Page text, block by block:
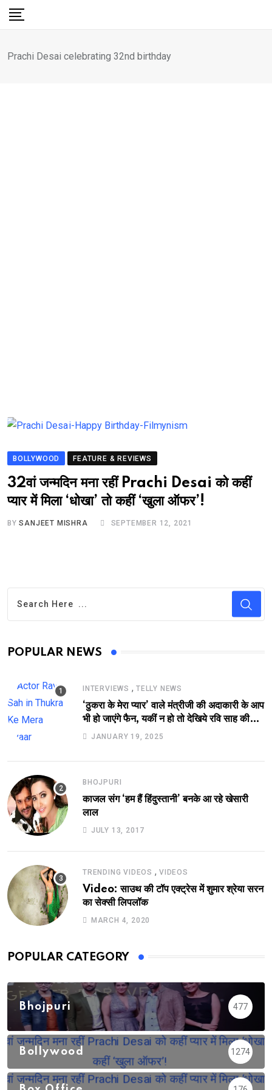
Skip
Prachi Desai celebrating 32nd birthday
BOLLYWOOD FEATURE & REVIEWS
32वां जन्मदिन मना रहीं Prachi Desai को कहीं
प्यार में मिला ‘धोखा’ तो कहीं ‘खुला ऑफर’!
BYSANJEET MISHRA SEPTEMBER 12, 2021
POPULAR NEWS
INTERVIEWS , TELLY NEWS
‘ठुकरा के मेरा प्यार’ वाले मंत्रीजी की अदाकारी के आप
भी हो जाएंगे फैन, यकीं न हो तो देखिये रवि साह की
दमदार भूमिका
JANUARY 19, 2025
BHOJPURI
काजल संग ‘हम हैं हिंदुस्तानी’ बनके आ रहे खेसारी
लाल
JULY 13, 2017
TRENDING VIDEOS , VIDEOS
Video: साउथ की टॉप एक्ट्रेस में शुमार श्रेया सरन
का सेक्सी लिपलॉक
MARCH 4, 2020
POPULAR CATEGORY
Bhojpuri 477
Bollywood 1274